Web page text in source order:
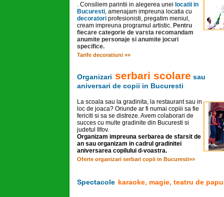
. Consiliem parintii in alegerea unei locatii in
Bucuresti, amenajam impreuna locatia cu
decoratoriprofesionisti, pregatim meniul,
cream impreuna programul artistic. Pentru
fiecare categorie de varsta recomandam
anumite personaje si anumite jocuri
specifice.
Tarife decoratiuni »»
Organizari serbari scolare sau
aniversari de copii in Bucuresti
La scoala sau la gradinita, la restaurant sau in
loc de joaca? Oriunde ar fi numai copiii sa fie
fericiti si sa se distreze. Avem colaborari de
succes cu multe gradinite din Bucuresti si
judetul Ilfov.
Organizam impreuna serbarea de sfarsit de
an sau organizam in cadrul gradinitei
aniversarea copilului d-voastra.
Oferte organizari serbari copii in Bucuresti»»
Spectacole karaoke, magie, teatru de